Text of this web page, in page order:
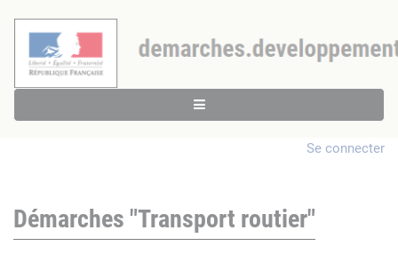
Se connecter
Démarches "Transport routier"